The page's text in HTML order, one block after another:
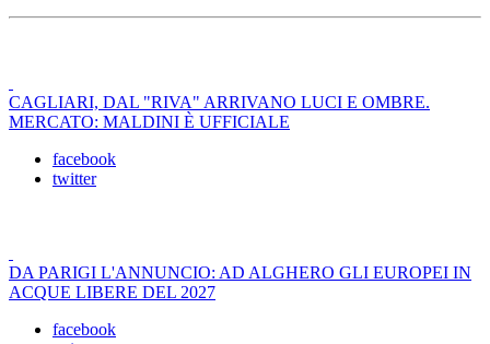
CAGLIARI, DAL "RIVA" ARRIVANO LUCI E OMBRE.
MERCATO: MALDINI È UFFICIALE
facebook
twitter
DA PARIGI L'ANNUNCIO: AD ALGHERO GLI EUROPEI IN
ACQUE LIBERE DEL 2027
facebook